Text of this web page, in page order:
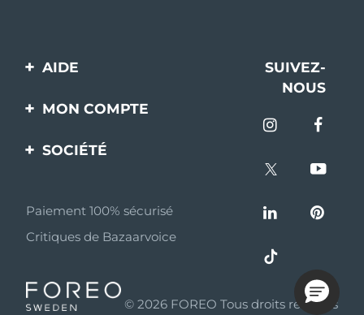
AIDE
Contactez-nous
livraisons
Questions et réponses
Informations sur la
SUIVEZ-
NOUS
MON COMPTE
Enregistrement produit
SOCIÉTÉ
Programme d’affiliation
Nouvelles d'affiliation
Partenaires
Paiement 100% sécurisé
Critiques de Bazaarvoice
© 2026 FOREO Tous droits réservés